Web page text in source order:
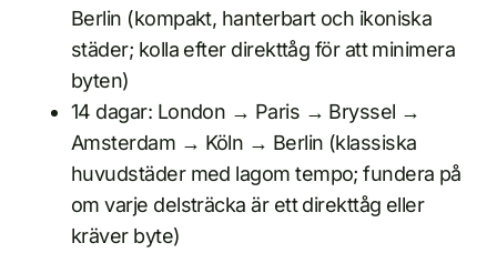
Berlin (kompakt, hanterbart och ikoniska
städer; kolla efter direkttåg för att minimera
byten)
14 dagar: London → Paris → Bryssel →
Amsterdam → Köln → Berlin (klassiska
huvudstäder med lagom tempo; fundera på
om varje delsträcka är ett direkttåg eller
kräver byte)